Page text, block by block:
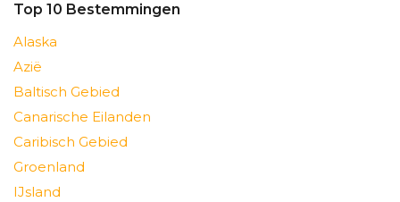
Top 10 Bestemmingen
Alaska
Azië
Baltisch Gebied
Canarische Eilanden
Caribisch Gebied
Groenland
IJsland